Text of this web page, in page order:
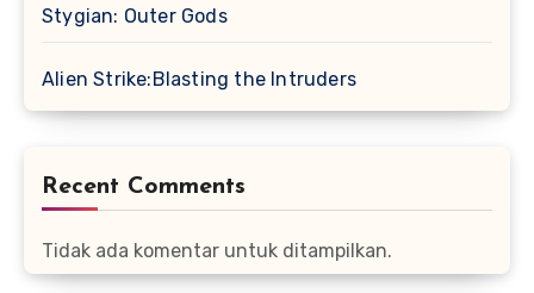
Stygian: Outer Gods
Alien Strike:Blasting the Intruders
Recent Comments
Tidak ada komentar untuk ditampilkan.